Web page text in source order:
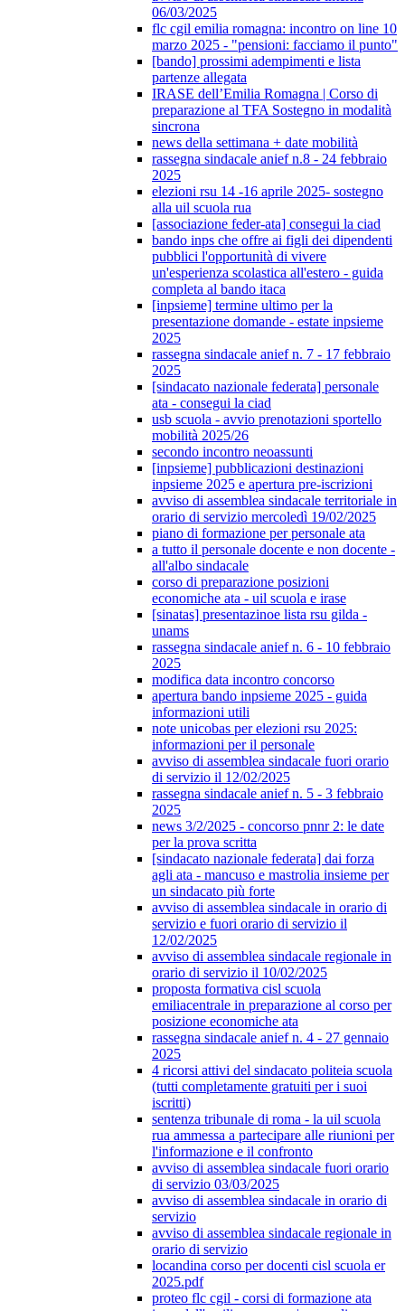
06/03/2025
flc cgil emilia romagna: incontro on line 10
marzo 2025 - "pensioni: facciamo il punto"
[bando] prossimi adempimenti e lista
partenze allegata
IRASE dell’Emilia Romagna | Corso di
preparazione al TFA Sostegno in modalità
sincrona
news della settimana + date mobilità
rassegna sindacale anief n.8 - 24 febbraio
2025
elezioni rsu 14 -16 aprile 2025- sostegno
alla uil scuola rua
[associazione feder-ata] consegui la ciad
bando inps che offre ai figli dei dipendenti
pubblici l'opportunità di vivere
un'esperienza scolastica all'estero - guida
completa al bando itaca
[inpsieme] termine ultimo per la
presentazione domande - estate inpsieme
2025
rassegna sindacale anief n. 7 - 17 febbraio
2025
[sindacato nazionale federata] personale
ata - consegui la ciad
usb scuola - avvio prenotazioni sportello
mobilità 2025/26
secondo incontro neoassunti
[inpsieme] pubblicazioni destinazioni
inpsieme 2025 e apertura pre-iscrizioni
avviso di assemblea sindacale territoriale in
orario di servizio mercoledì 19/02/2025
piano di formazione per personale ata
a tutto il personale docente e non docente -
all'albo sindacale
corso di preparazione posizioni
economiche ata - uil scuola e irase
[sinatas] presentazinoe lista rsu gilda -
unams
rassegna sindacale anief n. 6 - 10 febbraio
2025
modifica data incontro concorso
apertura bando inpsieme 2025 - guida
informazioni utili
note unicobas per elezioni rsu 2025:
informazioni per il personale
avviso di assemblea sindacale fuori orario
di servizio il 12/02/2025
rassegna sindacale anief n. 5 - 3 febbraio
2025
news 3/2/2025 - concorso pnnr 2: le date
per la prova scritta
[sindacato nazionale federata] dai forza
agli ata - mancuso e mastrolia insieme per
un sindacato più forte
avviso di assemblea sindacale in orario di
servizio e fuori orario di servizio il
12/02/2025
avviso di assemblea sindacale regionale in
orario di servizio il 10/02/2025
proposta formativa cisl scuola
emiliacentrale in preparazione al corso per
posizione economiche ata
rassegna sindacale anief n. 4 - 27 gennaio
2025
4 ricorsi attivi del sindacato politeia scuola
(tutti completamente gratuiti per i suoi
iscritti)
sentenza tribunale di roma - la uil scuola
rua ammessa a partecipare alle riunioni per
l'informazione e il confronto
avviso di assemblea sindacale fuori orario
di servizio 03/03/2025
avviso di assemblea sindacale in orario di
servizio
avviso di assemblea sindacale regionale in
orario di servizio
locandina corso per docenti cisl scuola er
2025.pdf
proteo flc cgil - corsi di formazione ata